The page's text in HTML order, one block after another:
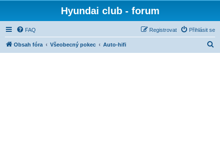
Hyundai club - forum
FAQ Přihlásit se
Registrovat
Obsah fóra Všeobecný pokec Auto-hifi